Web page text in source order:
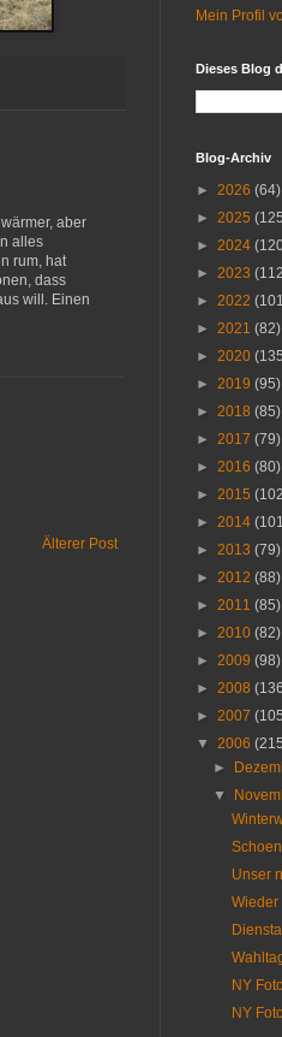
aber
alles
rum, hat
dass
will. Einen
Älterer Post
Mein Profil
Dieses Blog
Blog-Archiv
► 2026 (64)
► 2025
► 2024
► 2023
► 2022
► 2021 (82)
► 2020
► 2019 (95)
► 2018 (85)
► 2017 (79)
► 2016 (80)
► 2015
► 2014
► 2013 (79)
► 2012 (88)
► 2011 (85)
► 2010 (82)
► 2009 (98)
► 2008
► 2007
▼ 2006
►
▼
Unser
Wieder
NY
NY